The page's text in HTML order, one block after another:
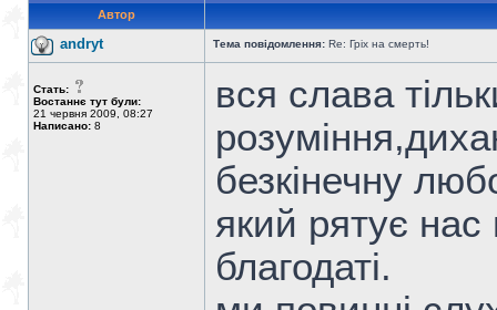
Автор
andryt Тема повідомлення: Re: Гріх на смерть!
Стать:
Востаннє тут були:
21 червня 2009, 08:27
Написано: 8
вся слава
безкінечну
який рятує нас
благодаті.